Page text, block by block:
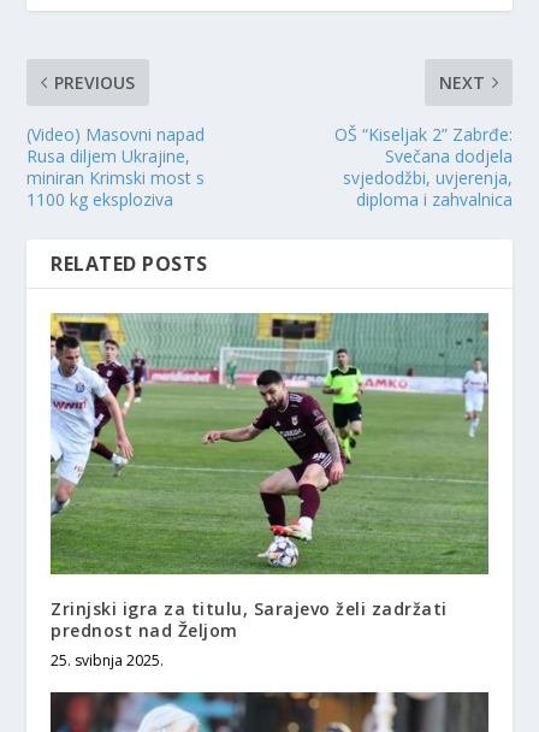
PREVIOUS
(Video) Masovni napad
Rusa diljem Ukrajine,
miniran Krimski most s
1100 kg eksploziva
NEXT
OŠ “Kiseljak 2” Zabrđe:
Svečana dodjela
svjedodžbi, uvjerenja,
diploma i zahvalnica
RELATED POSTS
Zrinjski igra za titulu, Sarajevo želi zadržati
prednost nad Željom
25. svibnja 2025.